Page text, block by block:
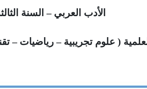
الأدب العربي – السنة
( علوم تجريبية – رياضيات –